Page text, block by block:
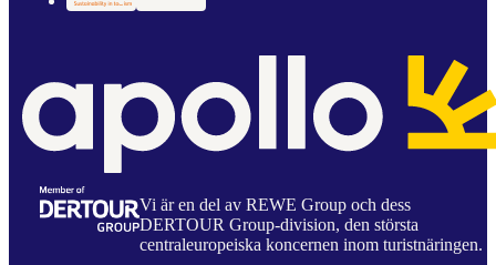
Vi är en del av REWE Group och dess
DERTOUR Group-division, den största
centraleuropeiska koncernen inom turistnäringen.